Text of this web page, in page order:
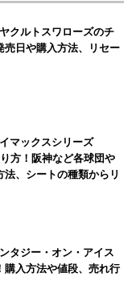
クルトスワローズのチ
売日や購入方法、リセー
マックスシリーズ
方！阪神など各球団や
、シートの種類からリ
タジー・オン・アイス
購入方法や値段、売れ行